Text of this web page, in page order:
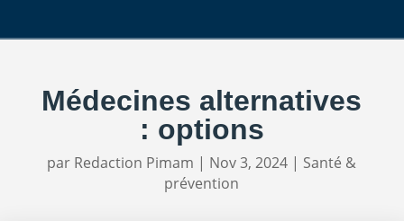
Médecines alternatives
: options
par Redaction Pimam | Nov 3, 2024 | Santé &
prévention